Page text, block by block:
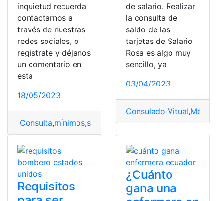
inquietud recuerda
contactarnos a
través de nuestras
redes sociales, o
regístrate y déjanos
un comentario en
esta
18/05/2023
Consulta,mínimos,salarios ,Sectorial,sueldos,tabla,
de salario. Realizar
la consulta de
saldo de las
tarjetas de Salario
Rosa es algo muy
sencillo, ya
03/04/2023
Consulado Vitual,México
Requisitos
¿Cuánto
gana una